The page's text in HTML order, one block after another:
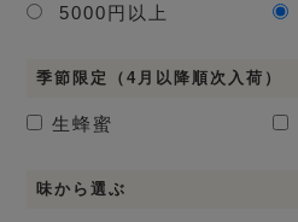
5000円以上
季節限定（4月以降順次入荷）
生蜂蜜
味から選ぶ